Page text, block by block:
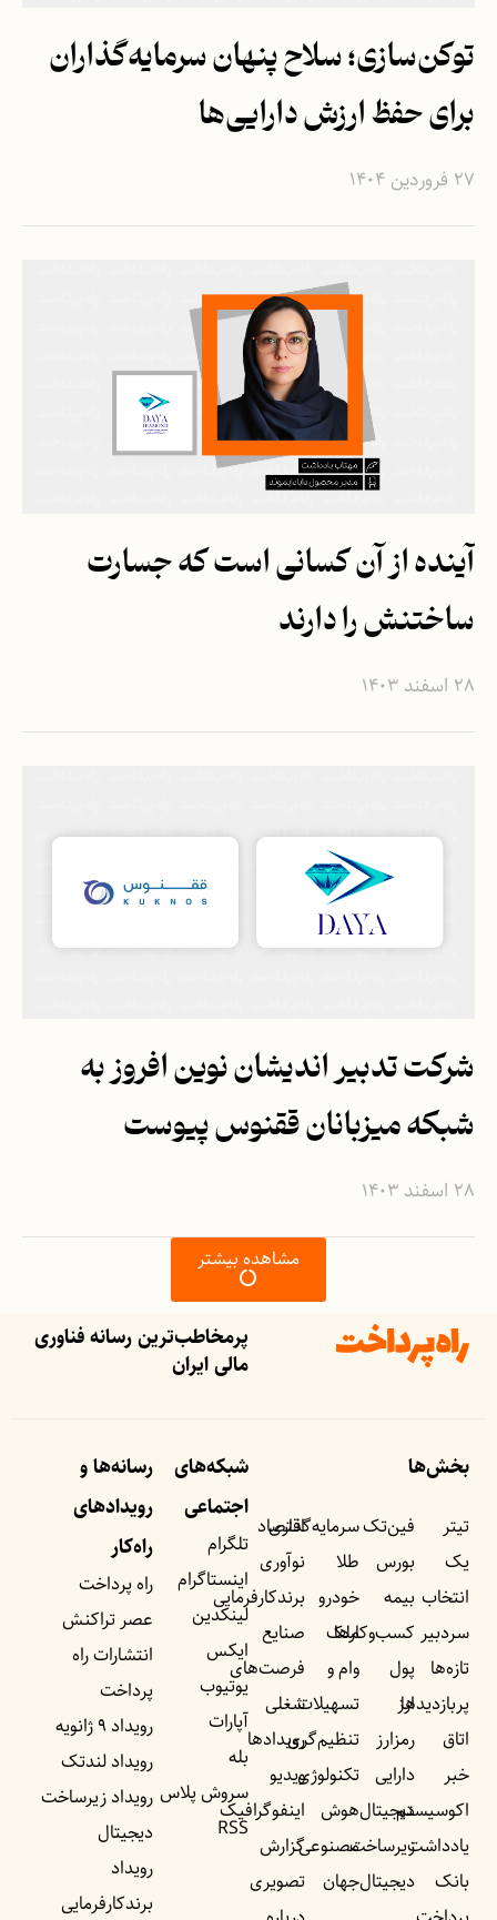
توکن‌سازی؛ سلاح پنهان سرمایه‌گذاران
برای حفظ ارزش دارایی‌ها
۲۷ فروردین ۱۴۰۴
آینده از آن کسانی است که جسارت
ساختنش را دارند
۲۸ اسفند ۱۴۰۳
شرکت تدبیر اندیشان نوین افروز‌ به
شبکه میزبانان ققنوس پیوست
۲۸ اسفند ۱۴۰۳
مشاهده بیشتر
پرمخاطب‌ترین رسانه فناوری
مالی ایران
بخش‌ها
تیتر
یک
انتخاب
سردبیر
تازه‌ها
پربازدید‌ها
اتاق
خبر
اکوسیستم
یادداشت‌
بانک
فین‌تک
بورس
بیمه
کسب‌وکار‌ها
پول
ارز
رمزارز
دارایی
دیجیتال
زیرساخت
دیجیتال
سرمایه‌گذاری
طلا
خودرو
ملک
وام و
تسهیلات
تنظیم‌گری
تکنولوژی
هوش
مصنوعی
جهان
اقتصاد
نوآوری
برندکارفرمایی
صنایع
فرصت‌های
شغلی
رویداد‌ها
ویدیو
اینفوگرافیک
گزارش
تصویری
شبکه‌های
اجتماعی
تلگرام
اینستاگرام
لینکدین
ایکس
یوتیوب
آپارات
بله
سروش پلاس
RSS
رسانه‌ها و
رویداد‌های
راه‌کار
راه پرداخت
عصر تراکنش
انتشارات راه
پرداخت
رویداد ۹ ژانویه
رویداد لندتک
رویداد زیرساخت
دیجیتال
رویداد
برندکارفرمایی